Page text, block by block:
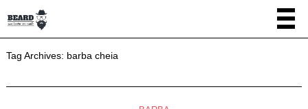
Tag Archives: barba cheia